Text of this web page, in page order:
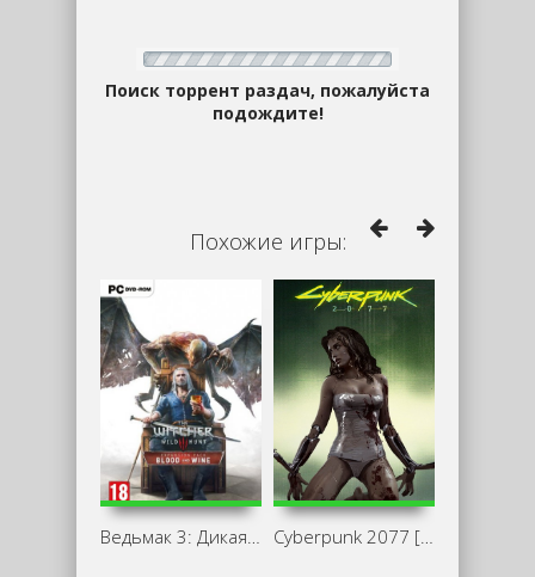
Поиск торрент раздач, пожалуйста
подождите!
Похожие игры:
Ведьмак 3: Дикая Охота — Кровь и Вино Cyberpunk 2077 [v 1.1] (2020) PC Repack